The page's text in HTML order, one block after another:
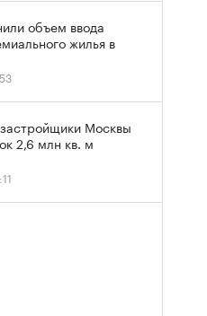
объем ввода
жилья в
Москвы
2,6 млн кв. м